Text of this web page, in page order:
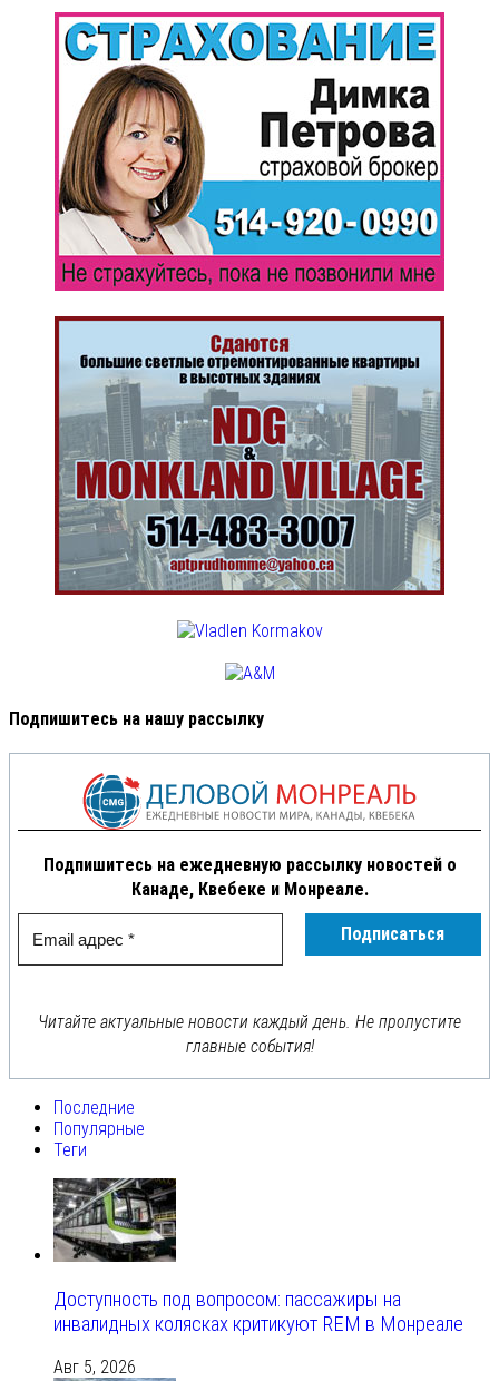
Подпишитесь на нашу рассылку
Подпишитесь на ежедневную рассылку новостей о
Канаде, Квебеке и Монреале.
Читайте актуальные новости каждый день. Не пропустите
главные события!
Последние
Популярные
Теги
Доступность под вопросом: пассажиры на
инвалидных колясках критикуют REM в Монреале
Авг 5, 2026